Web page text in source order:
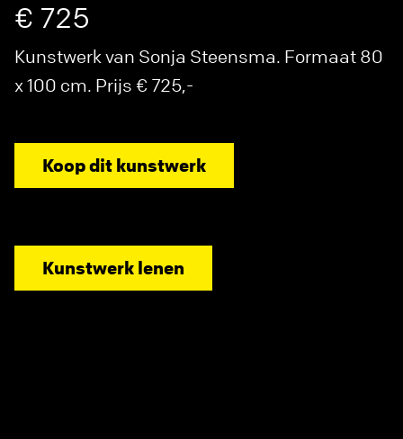
€ 725
Kunstwerk van Sonja Steensma. Formaat 80
x 100 cm. Prijs € 725,-
Koop dit kunstwerk
Kunstwerk lenen